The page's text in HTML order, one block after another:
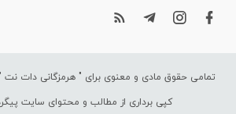
تمامی حقوق مادی و معنوی برای " هرمزگانی دات نت
کپی برداری از مطالب و محتوای سایت پیگرد